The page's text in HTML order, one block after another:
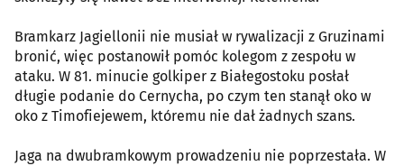
Bramkarz Jagiellonii nie musiał w rywalizacji z Gruzinami
bronić, więc postanowił pomóc kolegom z zespołu w
ataku. W 81. minucie golkiper z Białegostoku posłał
długie podanie do Cernycha, po czym ten stanął oko w
oko z Timofiejewem, któremu nie dał żadnych szans.
Jaga na dwubramkowym prowadzeniu nie poprzestała. W